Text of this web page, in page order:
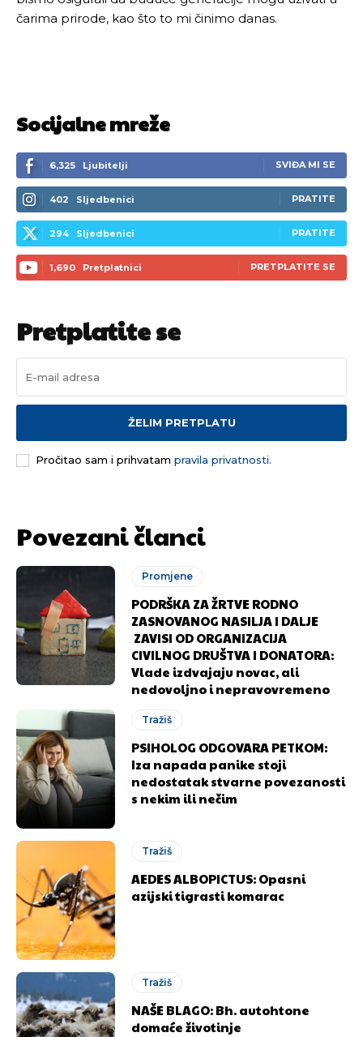
čarima prirode, kao što to mi činimo danas.
Socijalne mreže
6,325 Ljubitelji SVIĐA MI SE
402 Sljedbenici PRATITE
294 Sljedbenici PRATITE
1,690 Pretplatnici PRETPLATITE SE
Pretplatite se
ŽELIM PRETPLATU
Pročitao sam i prihvatam pravila privatnosti.
Povezani članci
Promjene
PODRŠKA ZA ŽRTVE RODNO
ZASNOVANOG NASILJA I DALJE
ZAVISI OD ORGANIZACIJA
CIVILNOG DRUŠTVA I DONATORA:
Vlade izdvajaju novac, ali
nedovoljno i nepravovremeno
Tražiš
PSIHOLOG ODGOVARA PETKOM:
Iza napada panike stoji
nedostatak stvarne povezanosti
s nekim ili nečim
Tražiš
AEDES ALBOPICTUS: Opasni
azijski tigrasti komarac
Tražiš
NAŠE BLAGO: Bh. autohtone
domaće životinje